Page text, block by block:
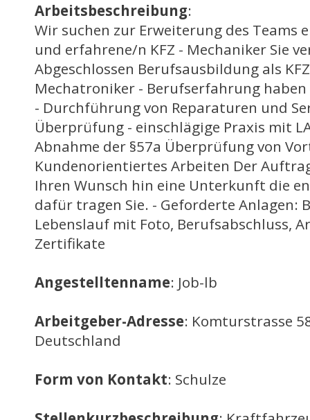
Arbeitsbeschreibung:
Wir suchen zur Erweiterung des Teams
und erfahrene/n KFZ - Mechaniker Sie
Abgeschlossen Berufsausbildung als
Mechatroniker - Berufserfahrung
- Durchführung von Reparaturen und
Überprüfung - einschlägige Praxis mit
Abnahme der §57a Überprüfung von
Kundenorientiertes Arbeiten Der
Ihren Wunsch hin eine Unterkunft die
dafür tragen Sie. - Geforderte Anlagen:
Lebenslauf mit Foto, Berufsabschluss,
Zertifikate
Angestelltenname: Job-lb
Arbeitgeber-Adresse: Komturstrasse
Deutschland
Form von Kontakt: Schulze